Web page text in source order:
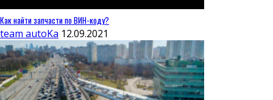
Как найти запчасти по ВИН-коду?
team autoKa 12.09.2021